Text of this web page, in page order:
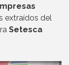
extraídos del
Setesca